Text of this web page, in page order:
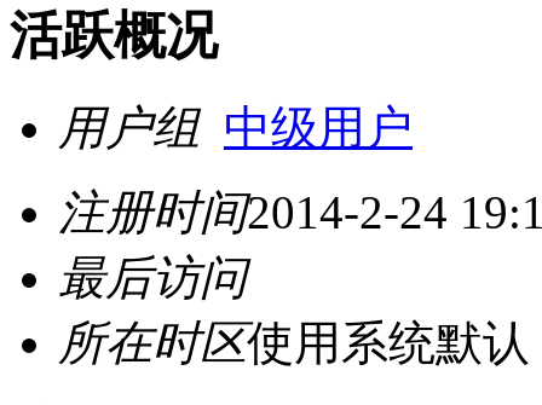
活跃概况
用户组 中级用户
注册时间2014-2-24
最后访问
所在时区使用系统默认